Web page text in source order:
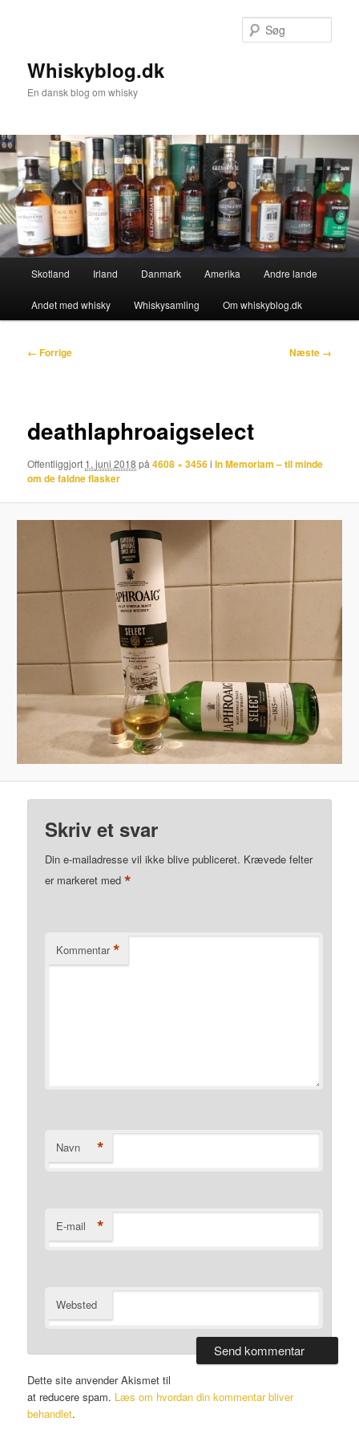
Whiskyblog.dk
En dansk blog om whisky
Skotland Irland Danmark Amerika Andre lande
Andet med whisky Whiskysamling Om whiskyblog.dk
Billednavigation
← Forrige Næste →
deathlaphroaigselect
Offentliggjort 1. juni 2018 på4608 × 3456iIn Memoriam – til minde
om de faldne flasker
Skriv et svar
Din e-mailadresse vil ikke blive publiceret. Krævede felter
er markeret med*
Kommentar *
Navn *
E-mail *
Websted
Dette site anvender Akismet til
at reducere spam. Læs om hvordan din kommentar bliver
behandlet.